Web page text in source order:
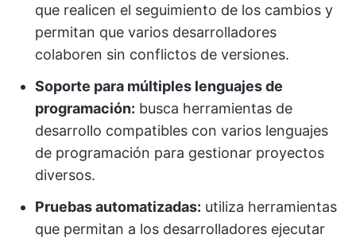
que realicen el seguimiento de los cambios y
permitan que varios desarrolladores
colaboren sin conflictos de versiones.
Soporte para múltiples lenguajes de
programación: busca herramientas de
desarrollo compatibles con varios lenguajes
de programación para gestionar proyectos
diversos.
Pruebas automatizadas: utiliza herramientas
que permitan a los desarrolladores ejecutar